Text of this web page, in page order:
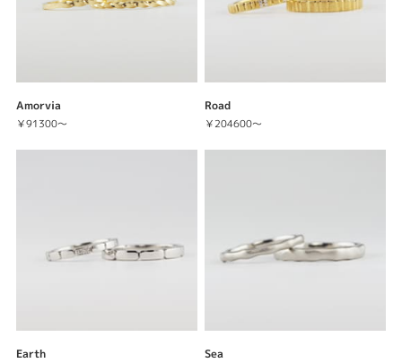
Amorvia
￥91300～
Road
￥204600～
Earth Sea